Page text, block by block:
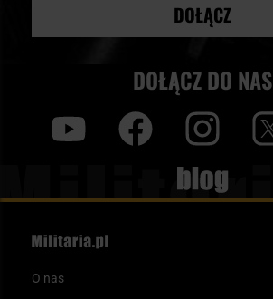
DOŁĄCZ
DOŁĄCZ DO NAS
Blog
O nas